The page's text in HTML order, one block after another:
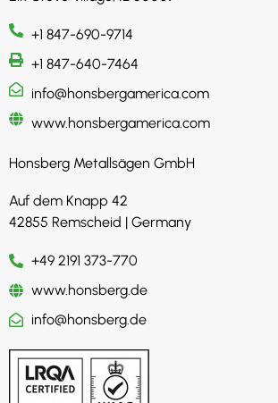
+1 847-690-9714
+1 847-640-7464
info@honsbergamerica.com
www.honsbergamerica.com
Honsberg Metallsägen GmbH
Auf dem Knapp 42
42855 Remscheid | Germany
+49 2191 373-770
www.honsberg.de
info@honsberg.de